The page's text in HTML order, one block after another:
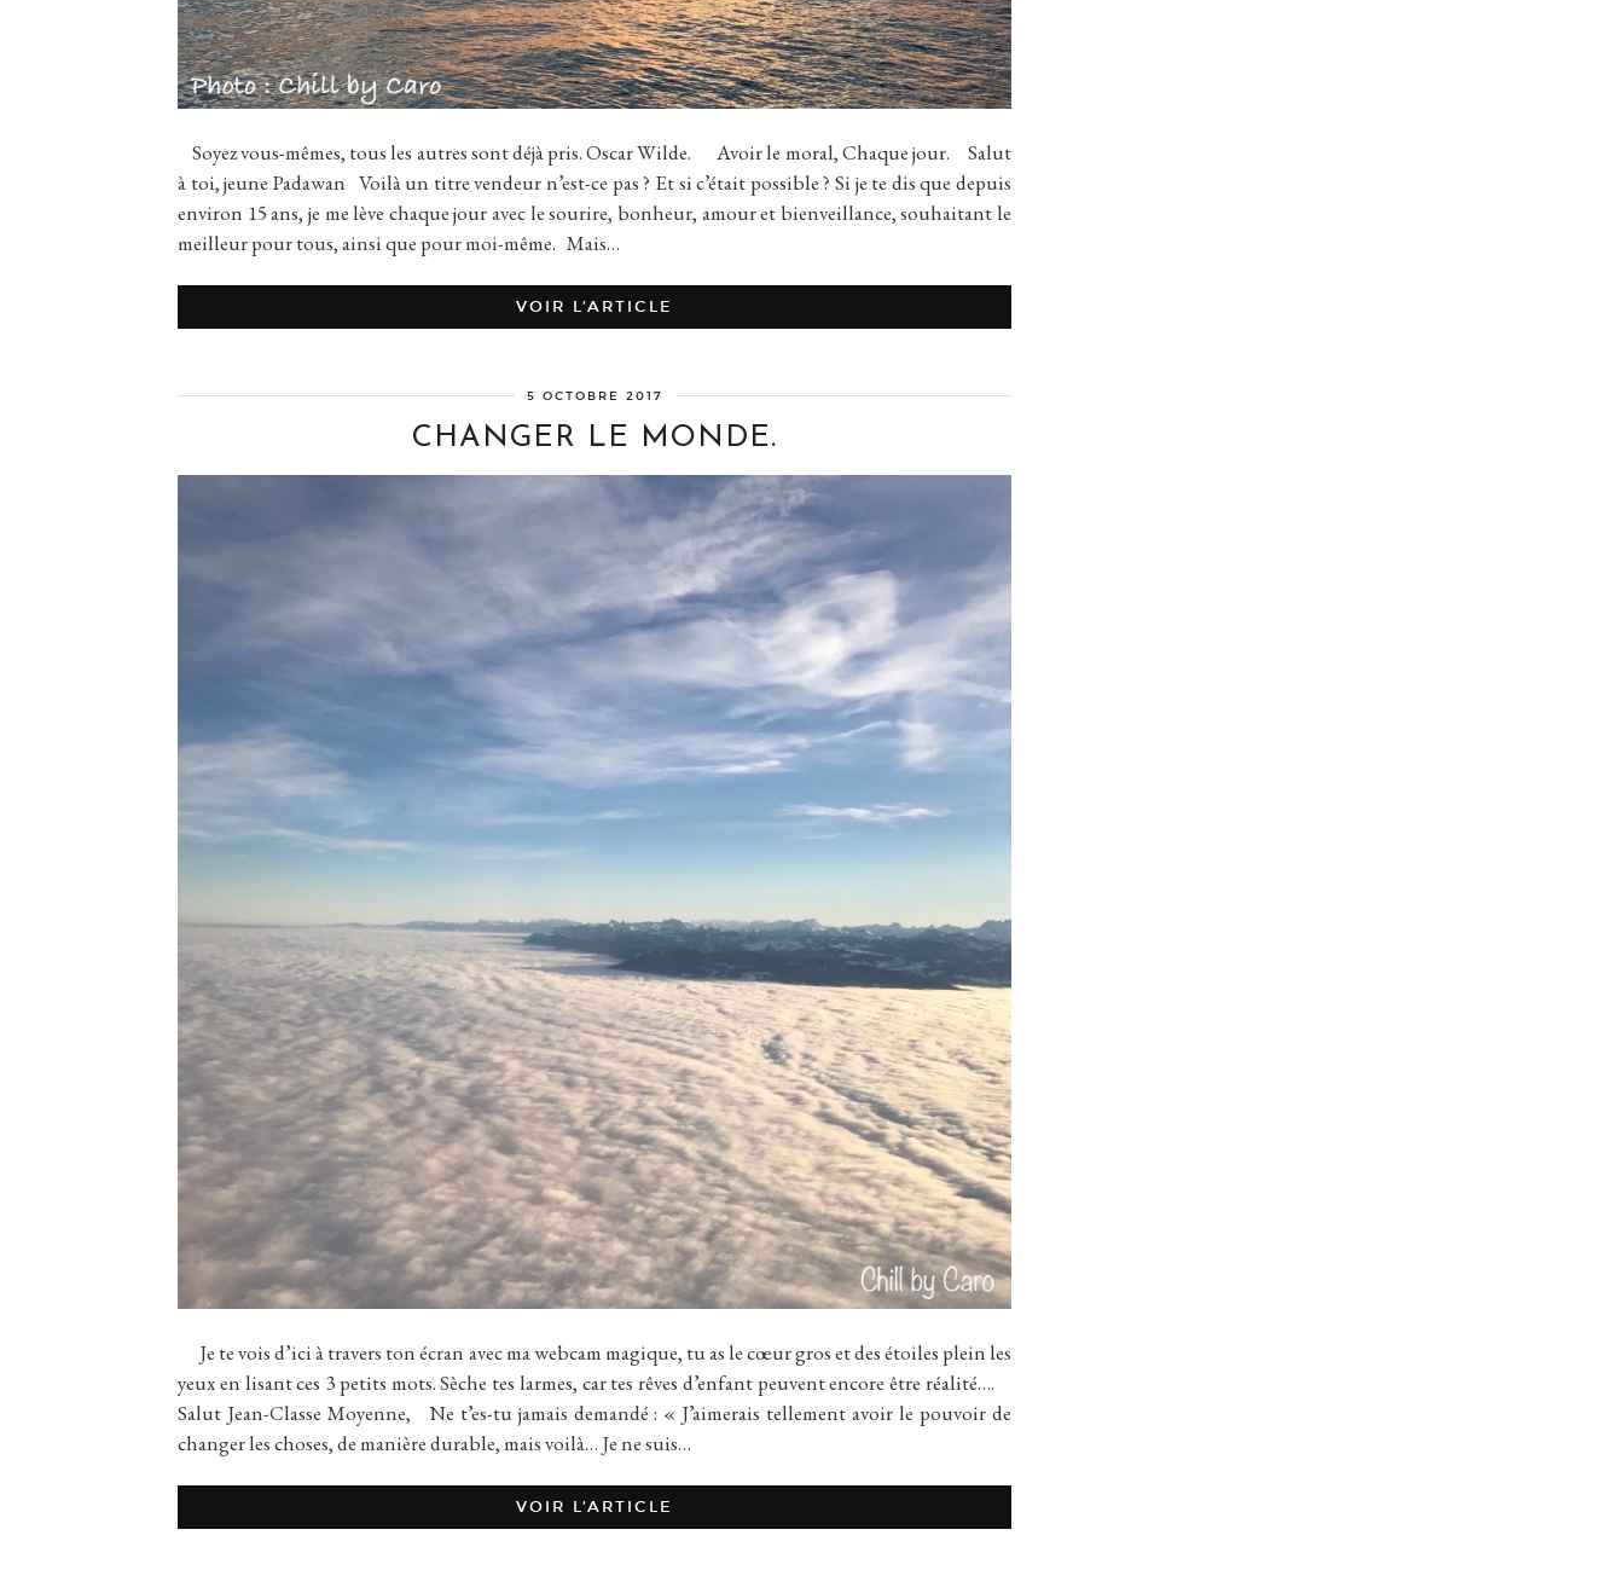
Soyez vous-mêmes, tous les autres sont déjà pris. Oscar Wilde. Avoir le moral, Chaque jour. Salut
à toi, jeune Padawan Voilà un titre vendeur n’est-ce pas ? Et si c’était possible ? Si je te dis que depuis
environ 15 ans, je me lève chaque jour avec le sourire, bonheur, amour et bienveillance, souhaitant le
meilleur pour tous, ainsi que pour moi-même. Mais…
VOIR L’ARTICLE
5 OCTOBRE 2017
CHANGER LE MONDE.
Je te vois d’ici à travers ton écran avec ma webcam magique, tu as le cœur gros et des étoiles plein les
yeux en lisant ces 3 petits mots. Sèche tes larmes, car tes rêves d’enfant peuvent encore être réalité….
Salut Jean-Classe Moyenne, Ne t’es-tu jamais demandé : « J’aimerais tellement avoir le pouvoir de
changer les choses, de manière durable, mais voilà… Je ne suis…
VOIR L’ARTICLE